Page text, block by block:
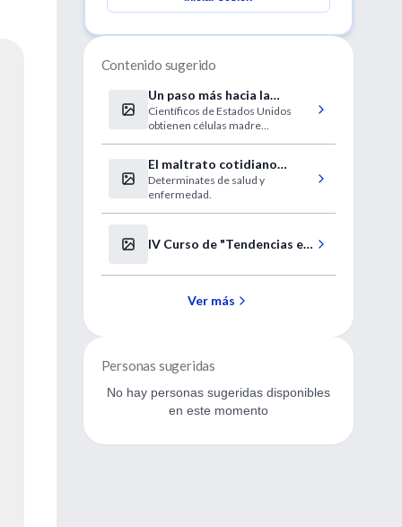
Contenido sugerido
Un paso más hacia la
clonación terapéutica
humana
Científicos de Estados Unidos
obtienen células madre
rhesus.
El maltrato cotidiano
enferma
Determinates de salud y
enfermedad.
IV Curso de "Tendencias en
Ver más
Personas sugeridas
No hay personas sugeridas disponibles
en este momento